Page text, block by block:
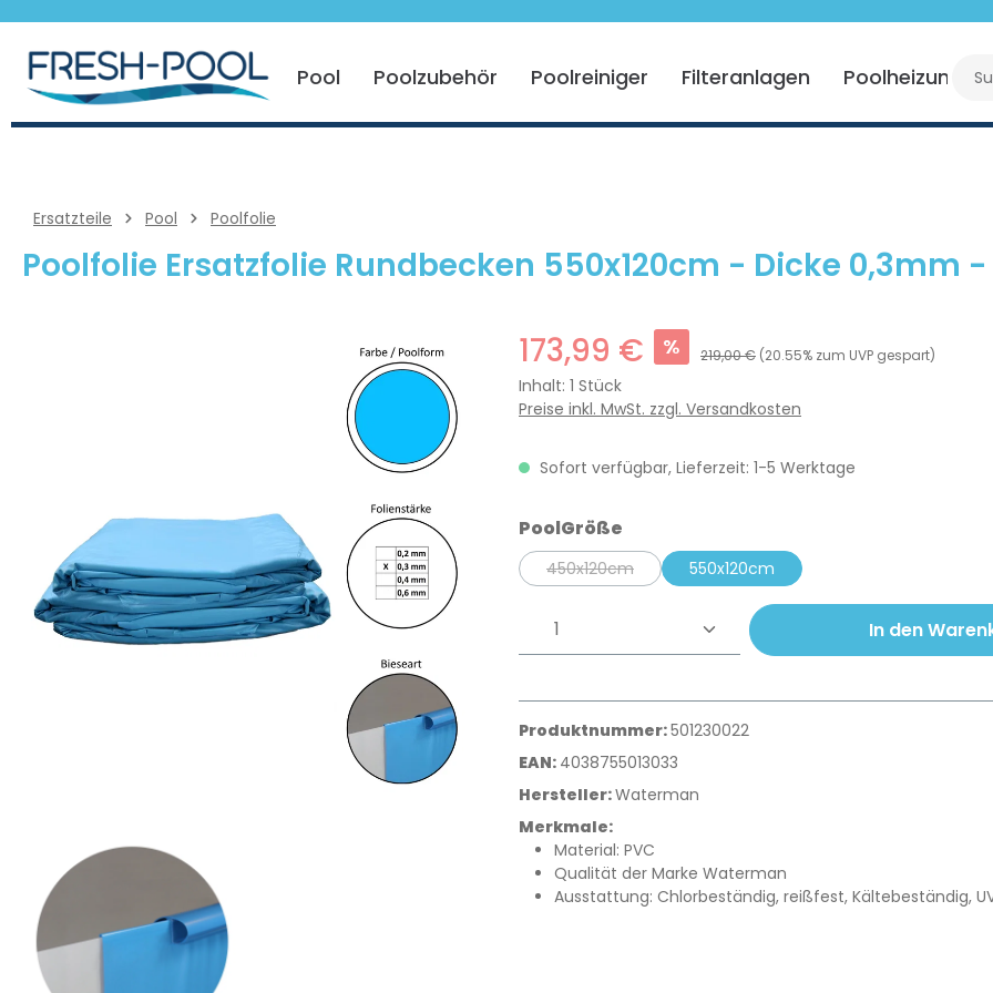
Zur Hauptnavigation springen
Pool Poolzubehör Poolreiniger Filteranlagen Poolheizung
Ersatzteile Pool Poolfolie
Poolfolie Ersatzfolie Rundbecken 550x120cm - Dicke 0,3mm
173,99 € % 219,00 € (20.55% zum UVP gespart)
Inhalt: 1 Stück
Preise inkl. MwSt. zzgl. Versandkosten
Sofort verfügbar, Lieferzeit: 1-5 Werktage
PoolGröße
450x120cm
(Diese Option ist zurzeit nicht verfügbar.)
550x120cm
Produkt Anzahl: Gib den In den
Produktnummer:501230022
EAN: 4038755013033
Hersteller:Waterman
Merkmale:
Material: PVC
Qualität der Marke Waterman
Ausstattung: Chlorbeständig, reißfest, Kältebeständig,